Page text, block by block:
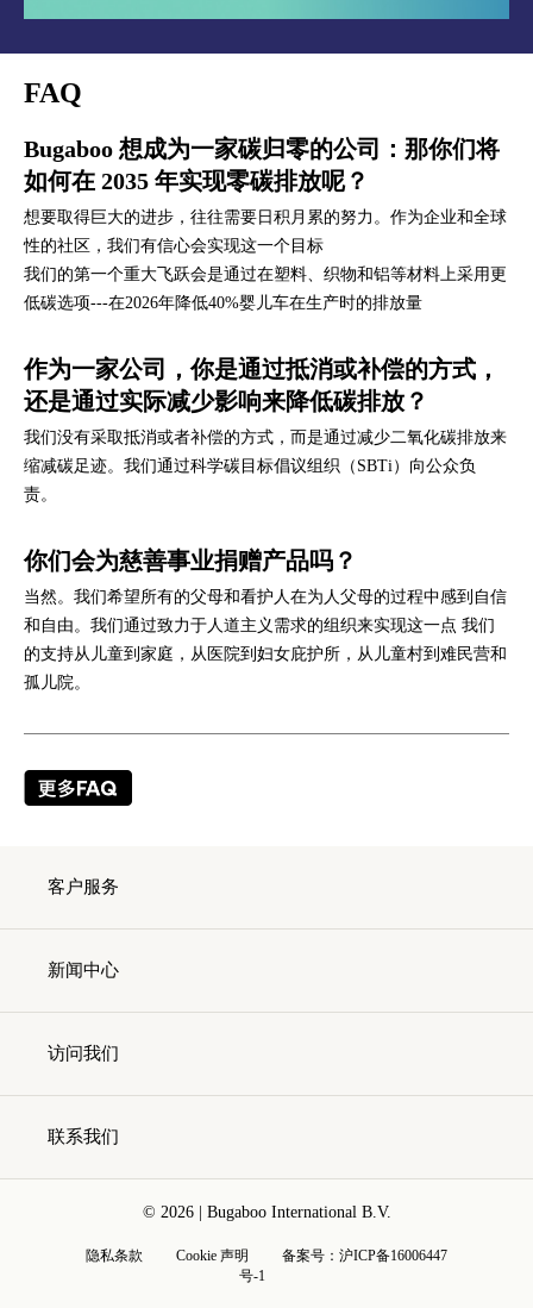
FAQ
Bugaboo 想成为一家碳归零的公司：那你们将
如何在 2035 年实现零碳排放呢？
想要取得巨大的进步，往往需要日积月累的努力。作为企业和全球
性的社区，我们有信心会实现这一个目标
我们的第一个重大飞跃会是通过在塑料、织物和铝等材料上采用更
低碳选项---在2026年降低40%婴儿车在生产时的排放量
作为一家公司，你是通过抵消或补偿的方式，
还是通过实际减少影响来降低碳排放？
我们没有采取抵消或者补偿的方式，而是通过减少二氧化碳排放来
缩减碳足迹。我们通过科学碳目标倡议组织（SBTi）向公众负
责。
你们会为慈善事业捐赠产品吗？
当然。我们希望所有的父母和看护人在为人父母的过程中感到自信
和自由。我们通过致力于人道主义需求的组织来实现这一点 我们
的支持从儿童到家庭，从医院到妇女庇护所，从儿童村到难民营和
孤儿院。
客户服务
新闻中心
访问我们
联系我们
© 2026 | Bugaboo International B.V.
隐私条款 Cookie 声明 备案号： 沪ICP备16006447
号-1